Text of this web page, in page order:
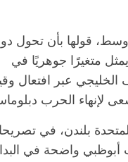
قولها بأن تحول
متغيرًا جوهريًا في
عبر افتعال
لإنهاء الحرب
بلندن، في
أبوظبي واضحة في